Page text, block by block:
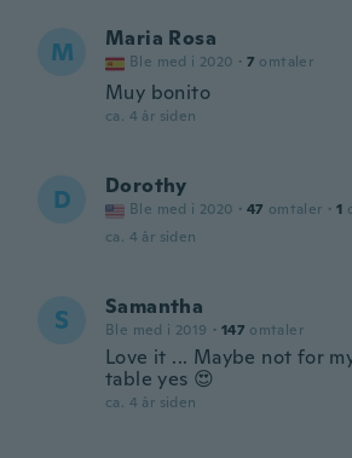
M Maria Rosa
Ble med i 2020 · 7 omtaler
Muy bonito
ca. 4 år siden
D Dorothy
Ble med i 2020 · 47 omtaler · 1
ca. 4 år siden
S Samantha
Ble med i 2019 · 147 omtaler
Love it ... Maybe not for
table yes 😍
ca. 4 år siden